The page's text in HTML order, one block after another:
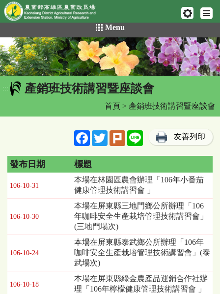
網頁置頂
到
主
要
內
容
區
Menu
::: 產銷班技術講習暨座談會
首頁 > 產銷班技術講習暨座談會
FacebookTwitterPlurk Line 友善列印
銷
班
術
暨
談
會
發布日期 標題
106-10-31
本場在林園區農會辦理「106年小番茄
健康管理技術講習會 」
106-10-30
本場在屏東縣三地門鄉公所辦理「106
年咖啡安全生產栽培管理技術講習會」
(三地門場次)
106-10-24
本場在屏東縣泰武鄉公所辦理「106年
咖啡安全生產栽培管理技術講習會」(泰
武場次)
106-10-18
本場在屏東縣綠金農產品運銷合作社辦
理「106年檸檬健康管理技術講習會 」